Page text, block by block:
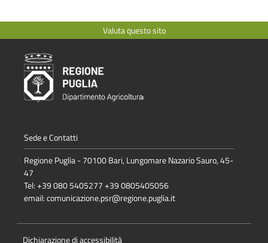
Valuta questo sito
Sede e Contatti
Regione Puglia - 70100 Bari, Lungomare Nazario Sauro, 45-
47
Tel: +39 080 5405277 +39 0805405056
email:comunicazione.psr@regione.puglia.it
Dichiarazione di accessibilità